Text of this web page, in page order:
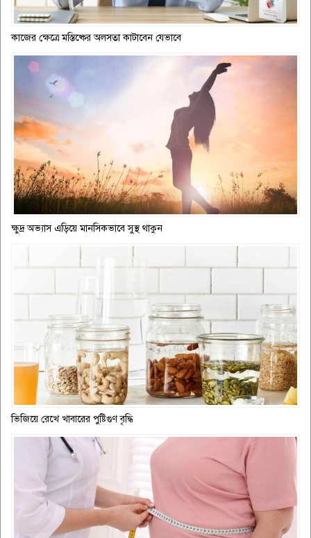
কাজের ক্ষেত্রে মস্তিষ্কের অলসতা কাটাবেন যেভাবে
ক্ষুদ্র অভ্যাস এড়িয়ে মানসিকভাবে সুস্থ থাকুন
ভিজিয়ে রেখে খাবারের পুষ্টিগুণ বৃদ্ধি